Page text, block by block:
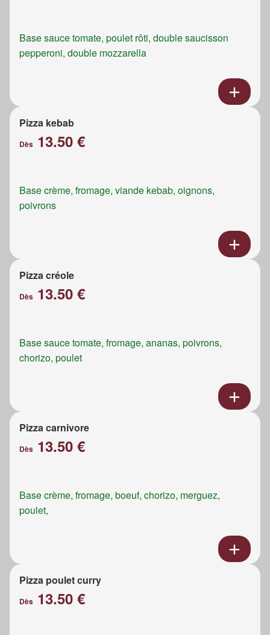
Base sauce tomate, poulet rôti, double saucisson
pepperoni, double mozzarella
Pizza kebab
Dès 13.50 €
Base crème, fromage, viande kebab, oignons,
poivrons
Pizza créole
Dès 13.50 €
Base sauce tomate, fromage, ananas, poivrons,
chorizo, poulet
Pizza carnivore
Dès 13.50 €
Base crème, fromage, boeuf, chorizo, merguez,
poulet,
Pizza poulet curry
Dès 13.50 €